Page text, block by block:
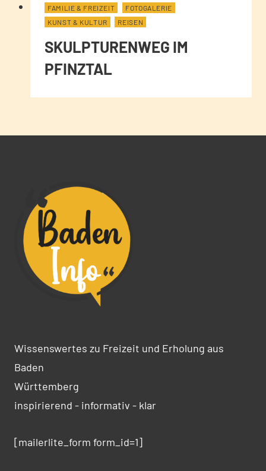
FAMILIE & FREIZEIT
FOTOGALERIE
KUNST & KULTUR
REISEN
SKULPTURENWEG IM
PFINZTAL
Wissenswertes zu Freizeit und Erholung aus
Baden
Württemberg
inspirierend - informativ - klar
[mailerlite_form form_id=1]